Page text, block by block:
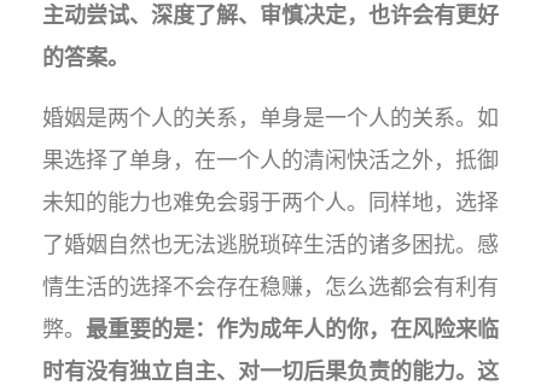
主动尝试、深度了解、审慎决定，也许会有更好
的答案。
婚姻是两个人的关系，单身是一个人的关系。如
果选择了单身，在一个人的清闲快活之外，抵御
未知的能力也难免会弱于两个人。同样地，选择
了婚姻自然也无法逃脱琐碎生活的诸多困扰。感
情生活的选择不会存在稳赚，怎么选都会有利有
弊。 最重要的是：作为成年人的你，在风险来临
时有没有独立自主、对一切后果负责的能力。这